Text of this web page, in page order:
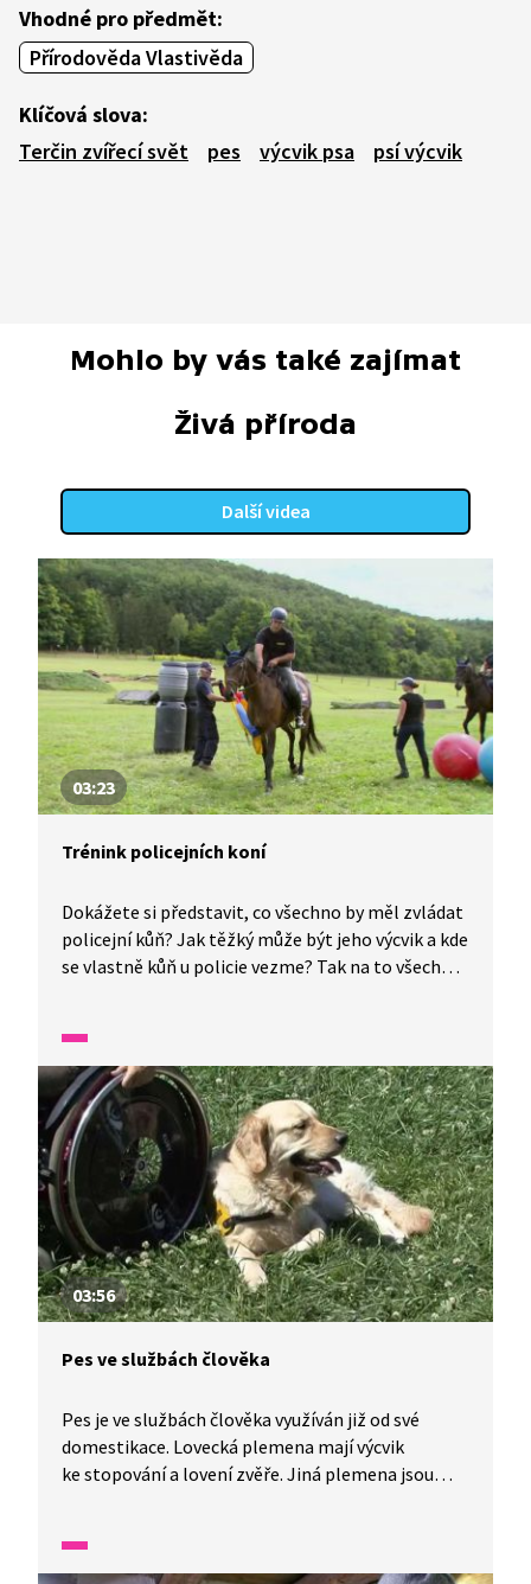
Vhodné pro předmět:
Přírodověda Vlastivěda
Klíčová slova:
Terčin zvířecí svět
pes výcvik psa psí výcvik
Mohlo by vás také zajímat
Živá příroda
Další videa
03:23
Trénink policejních koní
Dokážete si představit, co všechno by měl zvládat
policejní kůň? Jak těžký může být jeho výcvik a kde
se vlastně kůň u policie vezme? Tak na to všechno
03:56
Pes ve službách člověka
Pes je ve službách člověka využíván již od své
domestikace. Lovecká plemena mají výcvik
ke stopování a lovení zvěře. Jiná plemena jsou